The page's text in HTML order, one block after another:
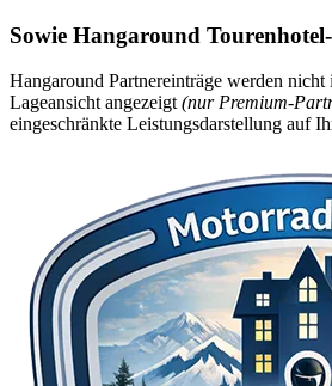
Sowie Hangaround
Hangaround Partnereinträge werden
Lageansicht angezeigt (nur Premium-
eingeschränkte Leistungsdarstellung auf